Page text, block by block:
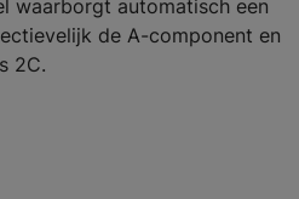
waarborgt automatisch een
de A-component en
2C.